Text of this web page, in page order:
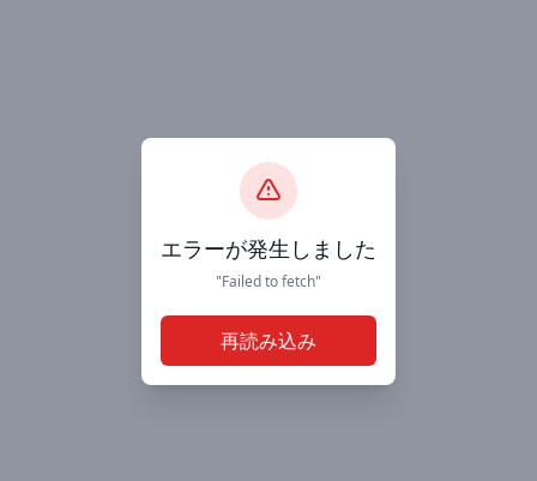
エラーが発生しました
"Failed to fetch"
再読み込み